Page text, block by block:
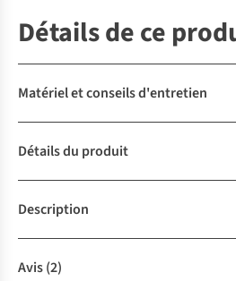
Détails de ce
Matériel et conseils d'entretien
Détails du produit
Description
Avis(2)